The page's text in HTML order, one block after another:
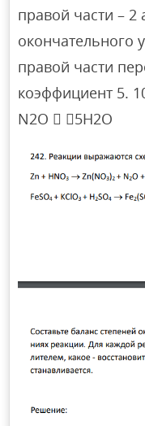
правой части –
окончательного
правой части
коэффициент 5.
N2O  5H2O